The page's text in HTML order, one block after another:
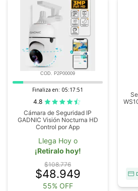
COD. P2P00009
Finaliza en: 05:17:50
4.8
Cámara de Seguridad IP
GADNIC Visión Nocturna HD
Control por App
Llega Hoy o
¡Retiralo hoy!
$108.776
$48.949
55% OFF